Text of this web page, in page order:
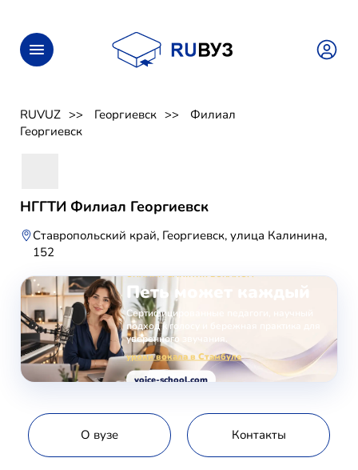
RUVUZ Георгиевск
Филиал
Георгиевск
НГГТИ Филиал Георгиевск
Ставропольский край, Георгиевск, улица Калинина,
152
ОНЛАЙН-ЗАНЯТИЯ ВОКАЛОМ
Петь может каждый
Сертифицированные педагоги, научный
подход к голосу и бережная практика для
уверенного звучания.
уроки вокала в Стамбуле
voice-school.com
О вузе Контакты